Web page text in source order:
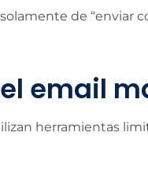
de “enviar
email
herramientas